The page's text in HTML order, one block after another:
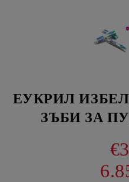
ЕУКРИЛ
ЗЪБИ ЗА